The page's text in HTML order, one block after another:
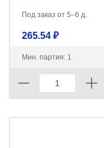
Под заказ от 5–6 д.
265.54 ₽
Мин. партия: 1